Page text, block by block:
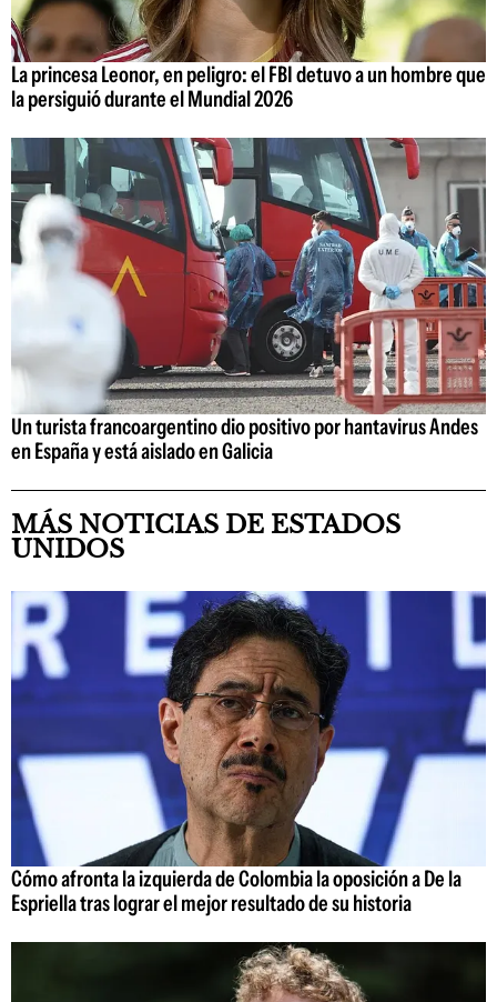
La princesa Leonor, en peligro: el FBI detuvo a un hombre que
la persiguió durante el Mundial 2026
Un turista francoargentino dio positivo por hantavirus Andes
en España y está aislado en Galicia
MÁS NOTICIAS DE ESTADOS
UNIDOS
Cómo afronta la izquierda de Colombia la oposición a De la
Espriella tras lograr el mejor resultado de su historia